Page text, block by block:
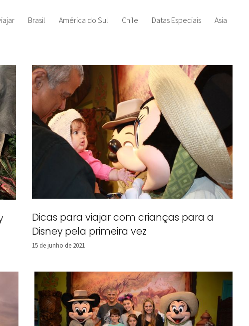
Brasil América do Sul Chile Datas Especiais Asia
Dicas para viajar com crianças para a
Disney pela primeira vez
15 de junho de 2021